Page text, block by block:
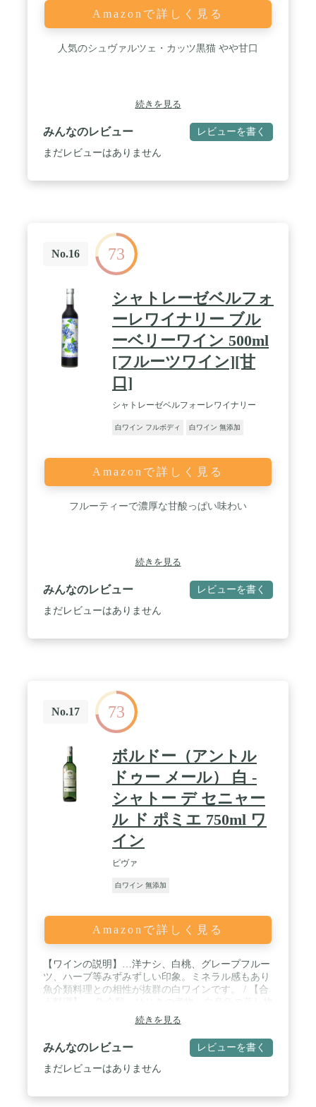
Amazonで詳しく見る
人気のシュヴァルツェ・カッツ黒猫 やや甘口
続きを見る
みんなのレビュー レビューを書く
まだレビューはありません
No.16 73
シャトレーゼベルフォ
ーレワイナリー ブル
ーベリーワイン 500ml
[フルーツワイン][甘
口]
シャトレーゼベルフォーレワイナリー
白ワイン フルボディ 白ワイン 無添加
Amazonで詳しく見る
フルーティーで濃厚な甘酸っぱい味わい
続きを見る
みんなのレビュー レビューを書く
まだレビューはありません
No.17 73
ボルドー（アントル
ドゥー メール） 白 -
シャトー デ セニャー
ル ド ポミエ 750ml ワ
イン
ピヴァ
白ワイン 無添加
Amazonで詳しく見る
【ワインの説明】…洋ナシ、白桃、グレープフルー
ツ、ハーブ等みずみずしい印象。ミネラル感もあり
魚介類料理との相性が抜群の白ワインです。 / 【合
（和でも中でも）、青のりの入ったおすましやあん
かけ、生牡蠣、魚のソテー、あおさ、ライスサラ
ダ、野菜のオーヴン焼き、にんじん＆クミン＆レモ
ンのケイク、ズッキーニ＆シェーヴルチーズ＆ミン
トのケイク、ヴェリーヌ、にんじんと豆とチーズの
続きを見る
みんなのレビュー レビューを書く
まだレビューはありません